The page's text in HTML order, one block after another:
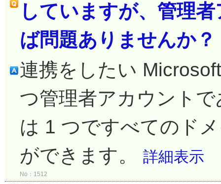
していますが、管理
ば問題ありませんか？
連携をしたい
つ管理者アカウント
は 1 つですべてのド
ができます。
詳細表示
No：1512